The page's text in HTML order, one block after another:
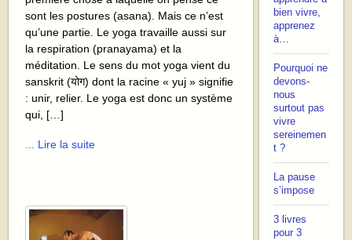
sont les postures (asana). Mais ce n’est
qu’une partie. Le yoga travaille aussi sur
la respiration (pranayama) et la
méditation. Le sens du mot yoga vient du
sanskrit (योग) dont la racine « yuj » signifie
: unir, relier. Le yoga est donc un système
qui, […]
... Lire la suite
bien vivre,
apprenez
à…
Pourquoi ne
devons-
nous
surtout pas
vivre
sereinemen
t ?
La pause
s’impose
3 livres
pour 3